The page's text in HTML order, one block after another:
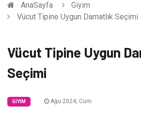
AnaSayfa
Giyim
Vücut Tipine Uygun Damatlık Seçimi
Vücut Tipine Uygun
Seçimi
GIYIM Ağu 2024, Cum